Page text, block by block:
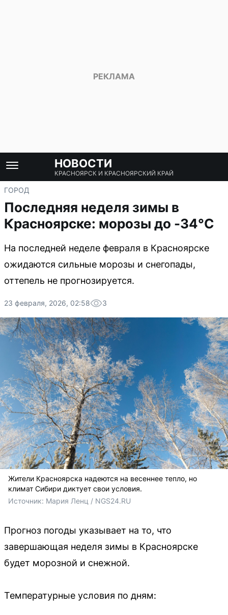
НОВОСТИ
КРАСНОЯРСК И КРАСНОЯРСКИЙ КРАЙ
ГОРОД
Последняя неделя зимы в
Красноярске: морозы до -34°C
На последней неделе февраля в Красноярске
ожидаются сильные морозы и снегопады,
оттепель не прогнозируется.
23 февраля, 2026, 02:58 3
Жители Красноярска надеются на весеннее тепло, но
климат Сибири диктует свои условия.
Источник: Мария Ленц / NGS24.RU
Прогноз погоды указывает на то, что
завершающая неделя зимы в Красноярске
будет морозной и снежной.
Температурные условия по дням: